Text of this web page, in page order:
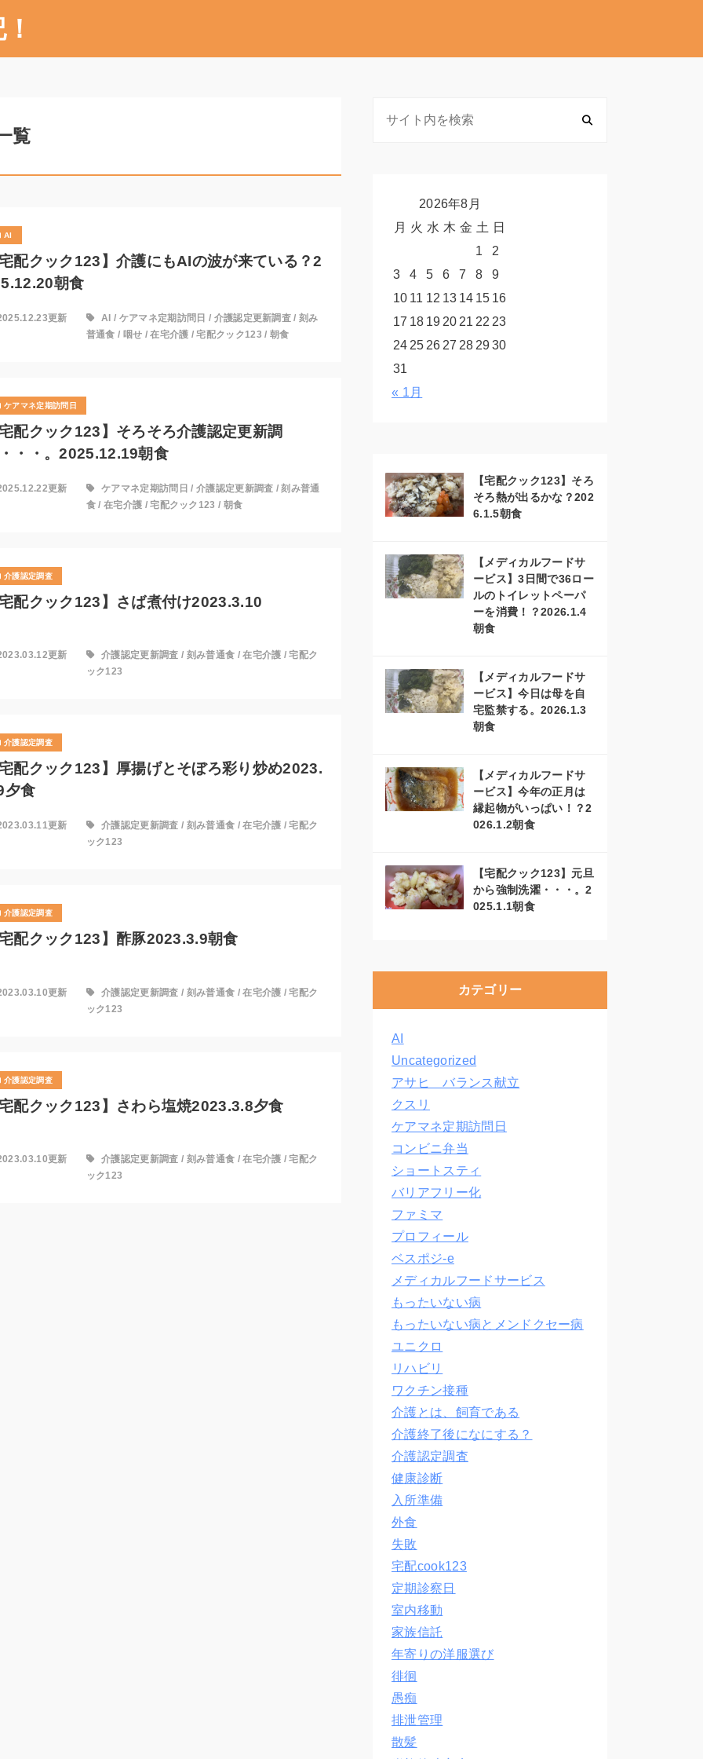
覧
AI
配クック123】介護にもAIの波が来ている？2
朝食
更新 AI / ケアマネ定期訪問日 / 介護認定更新調査 /刻み
普通食 / 咽せ /在宅介護 /宅配クック123 / 朝食
ケアマネ定期訪問日
配クック123】そろそろ介護認定更新調
・・。2025.12.19朝食
更新 ケアマネ定期訪問日 / 介護認定更新調査 /刻み普通
食/ 在宅介護 /宅配クック123 / 朝食
介護認定調査
配クック123】さば煮付け2023.3.10
更新 介護認定更新調査 / 刻み普通食 /在宅介護 /宅配ク
ック123
介護認定調査
配クック123】厚揚げとそぼろ彩り炒め2023.
夕食
更新 介護認定更新調査 / 刻み普通食 /在宅介護 /宅配ク
ック123
介護認定調査
配クック123】酢豚2023.3.9朝食
更新 介護認定更新調査 / 刻み普通食 /在宅介護 /宅配ク
ック123
介護認定調査
配クック123】さわら塩焼2023.3.8夕食
更新 介護認定更新調査 / 刻み普通食 /在宅介護 /宅配ク
ック123
2026年8月
月 火 水 木 金 土 日
1
2
3
4 5 6 7 8
9
10 11 12 13 14 15 16
17 18 19 20 21 22 23
24 25 26 27 28 2930
31
« 1月
【宅配クック123】そろ
そろ熱が出るかな？202
6.1.5朝食
【メディカルフードサ
ービス】3日間で36ロー
ルのトイレットペーパ
ーを消費！？2026.1.4
朝食
【メディカルフードサ
ービス】今日は母を自
宅監禁する。2026.1.3
朝食
【メディカルフードサ
ービス】今年の正月は
縁起物がいっぱい！？2
026.1.2朝食
【宅配クック123】元旦
から強制洗濯・・・。2
025.1.1朝食
カテゴリー
AI
Uncategorized
アサヒ バランス献立
クスリ
ケアマネ定期訪問日
コンビニ弁当
ショートスティ
バリアフリー化
ファミマ
プロフィール
ベスポジ-e
メディカルフードサービス
もったいない病
もったいない病とメンドクセー病
ユニクロ
リハビリ
ワクチン接種
介護とは、飼育である
介護終了後になにする？
介護認定調査
健康診断
入所準備
外食
失敗
宅配cook123
定期診察日
室内移動
家族信託
年寄りの洋服選び
徘徊
愚痴
排泄管理
散髪